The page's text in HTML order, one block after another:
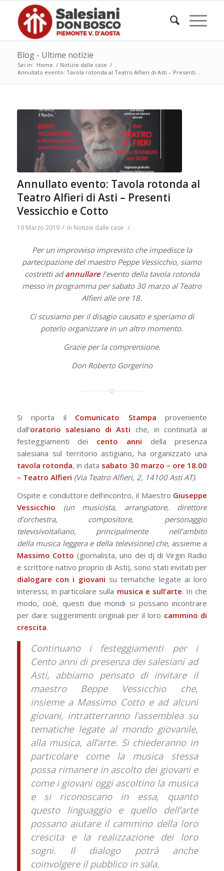
Blog - Ultime notizie
Sei in: Home / Notizie dalle case /
Annullato evento: Tavola rotonda al Teatro Alfieri di Asti – Presenti...
Annullato evento: Tavola rotonda al
Teatro Alfieri di Asti – Presenti
Vessicchio e Cotto
19 Marzo 2019 / in Notizie dalle case /
Per un improvviso imprevisto che impedisce la
partecipazione del maestro Peppe Vessicchio, siamo
costretti adannullarel’evento della tavola rotonda
messo in programma per sabato 30 marzo al Teatro
Alfieri alle ore 18.
Ci scusiamo per il disagio causato e speriamo di
poterlo organizzare in un altro momento.
Grazie per la comprensione.
Don Roberto Gorgerino
Si riporta il Comunicato Stampa proveniente
dall’oratorio salesiano di Asti che, in continuità ai
festeggiamenti dei cento anni della presenza
salesiana sul territorio astigiano, ha organizzato una
tavola rotonda, in data sabato 30 marzo – ore 18.00
– Teatro Alfieri (Via Teatro Alfieri, 2, 14100 Asti AT).
Ospite e conduttore dell’incontro, il Maestro Giuseppe
Vessicchio
(un musicista, arrangiatore, direttore
d’orchestra, compositore, personaggio
televisivoitaliano, principalmente nell’ambito
della musica leggera e della televisione) che, assieme a
Massimo Cotto (giornalista, uno dei dj di Virgin Radio
e scrittore nativo proprio di Asti), sono stati invitati per
dialogare con i giovani su tematiche legate ai loro
interessi, in particolare sulla musica e sull’arte. In che
modo, cioè, questi due mondi si possano incontrare
per dare suggerimenti originali per il loro cammino di
crescita.
Continuano i festeggiamenti per i
Cento anni di presenza dei salesiani ad
Asti, abbiamo pensato di invitare il
maestro Beppe Vessicchio che,
insieme a Massimo Cotto e ad alcuni
giovani, intratterranno l’assemblea su
tematiche legate al mondo giovanile,
alla musica, all’arte. Si chiederanno in
particolare come la musica stessa
possa rimanere in ascolto dei giovani e
come i giovani oggi ascoltino la musica
e si riconoscano in essa, quanto
questo linguaggio e quello dell’arte
possano aiutare il cammino della loro
crescita e la realizzazione dei loro
sogni. Il dialogo potrà anche
coinvolgere il pubblico in sala.